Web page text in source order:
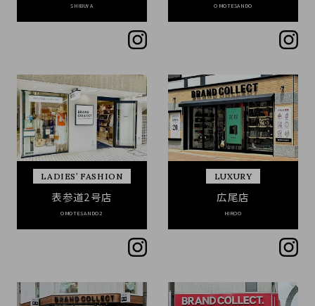
SHIBUYA OMOTESANDO
LADIES’ FASHION
表参道2号店
OMOTESANDO2
LUXURY
広尾店
HIROO